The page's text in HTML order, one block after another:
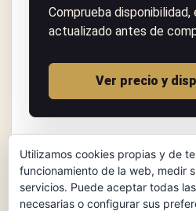
Comprueba
actualizado antes de
Ver precio y
Museo del Tarot puede recibir
realizadas desde algunos
para ti.
Utilizamos cookies propias y de
funcionamiento de la web, medir
servicios. Puede aceptar todas
necesarias o configurar sus